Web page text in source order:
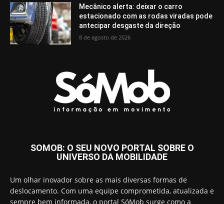
Mecânico alerta: deixar o carro
estacionado com as rodas viradas pode
antecipar desgaste da direção
8 de agosto de 2026
SOMOB: O SEU NOVO PORTAL SOBRE O
UNIVERSO DA MOBILIDADE
Um olhar inovador sobre as mais diversas formas de
deslocamento. Com uma equipe comprometida, atualizada e
sempre bem informada, o portal SóMob surge como a